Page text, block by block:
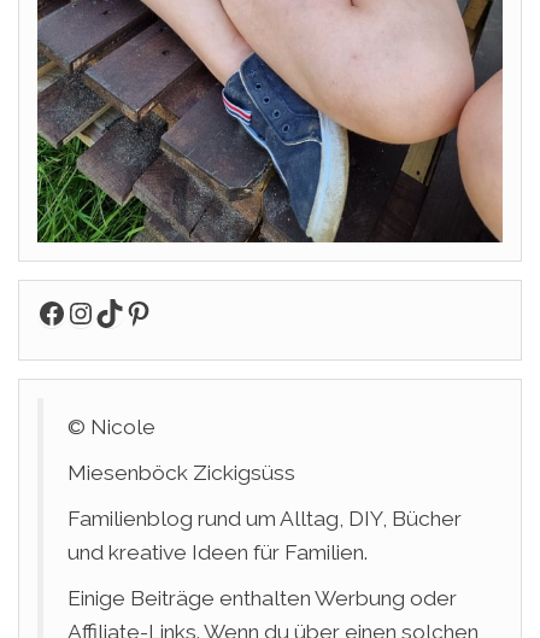
Facebook
Instagram
TikTok
Pinterest
© Nicole
Miesenböck Zickigsüss
Familienblog rund um Alltag, DIY, Bücher
und kreative Ideen für Familien.
Einige Beiträge enthalten Werbung oder
Affiliate-Links. Wenn du über einen solchen